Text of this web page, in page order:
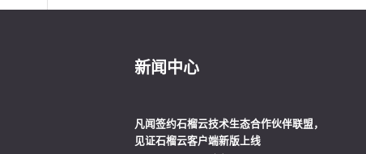
新闻中心
凡闻签约石榴云技术生态合作伙伴联盟，
见证石榴云客户端新版上线